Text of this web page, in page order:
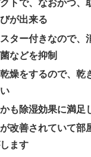
トで、なおかつ、
が出来る
ター付きなので、
などを抑制
燥をするので、乾
も除湿効果に満足
改善されていて部
ます